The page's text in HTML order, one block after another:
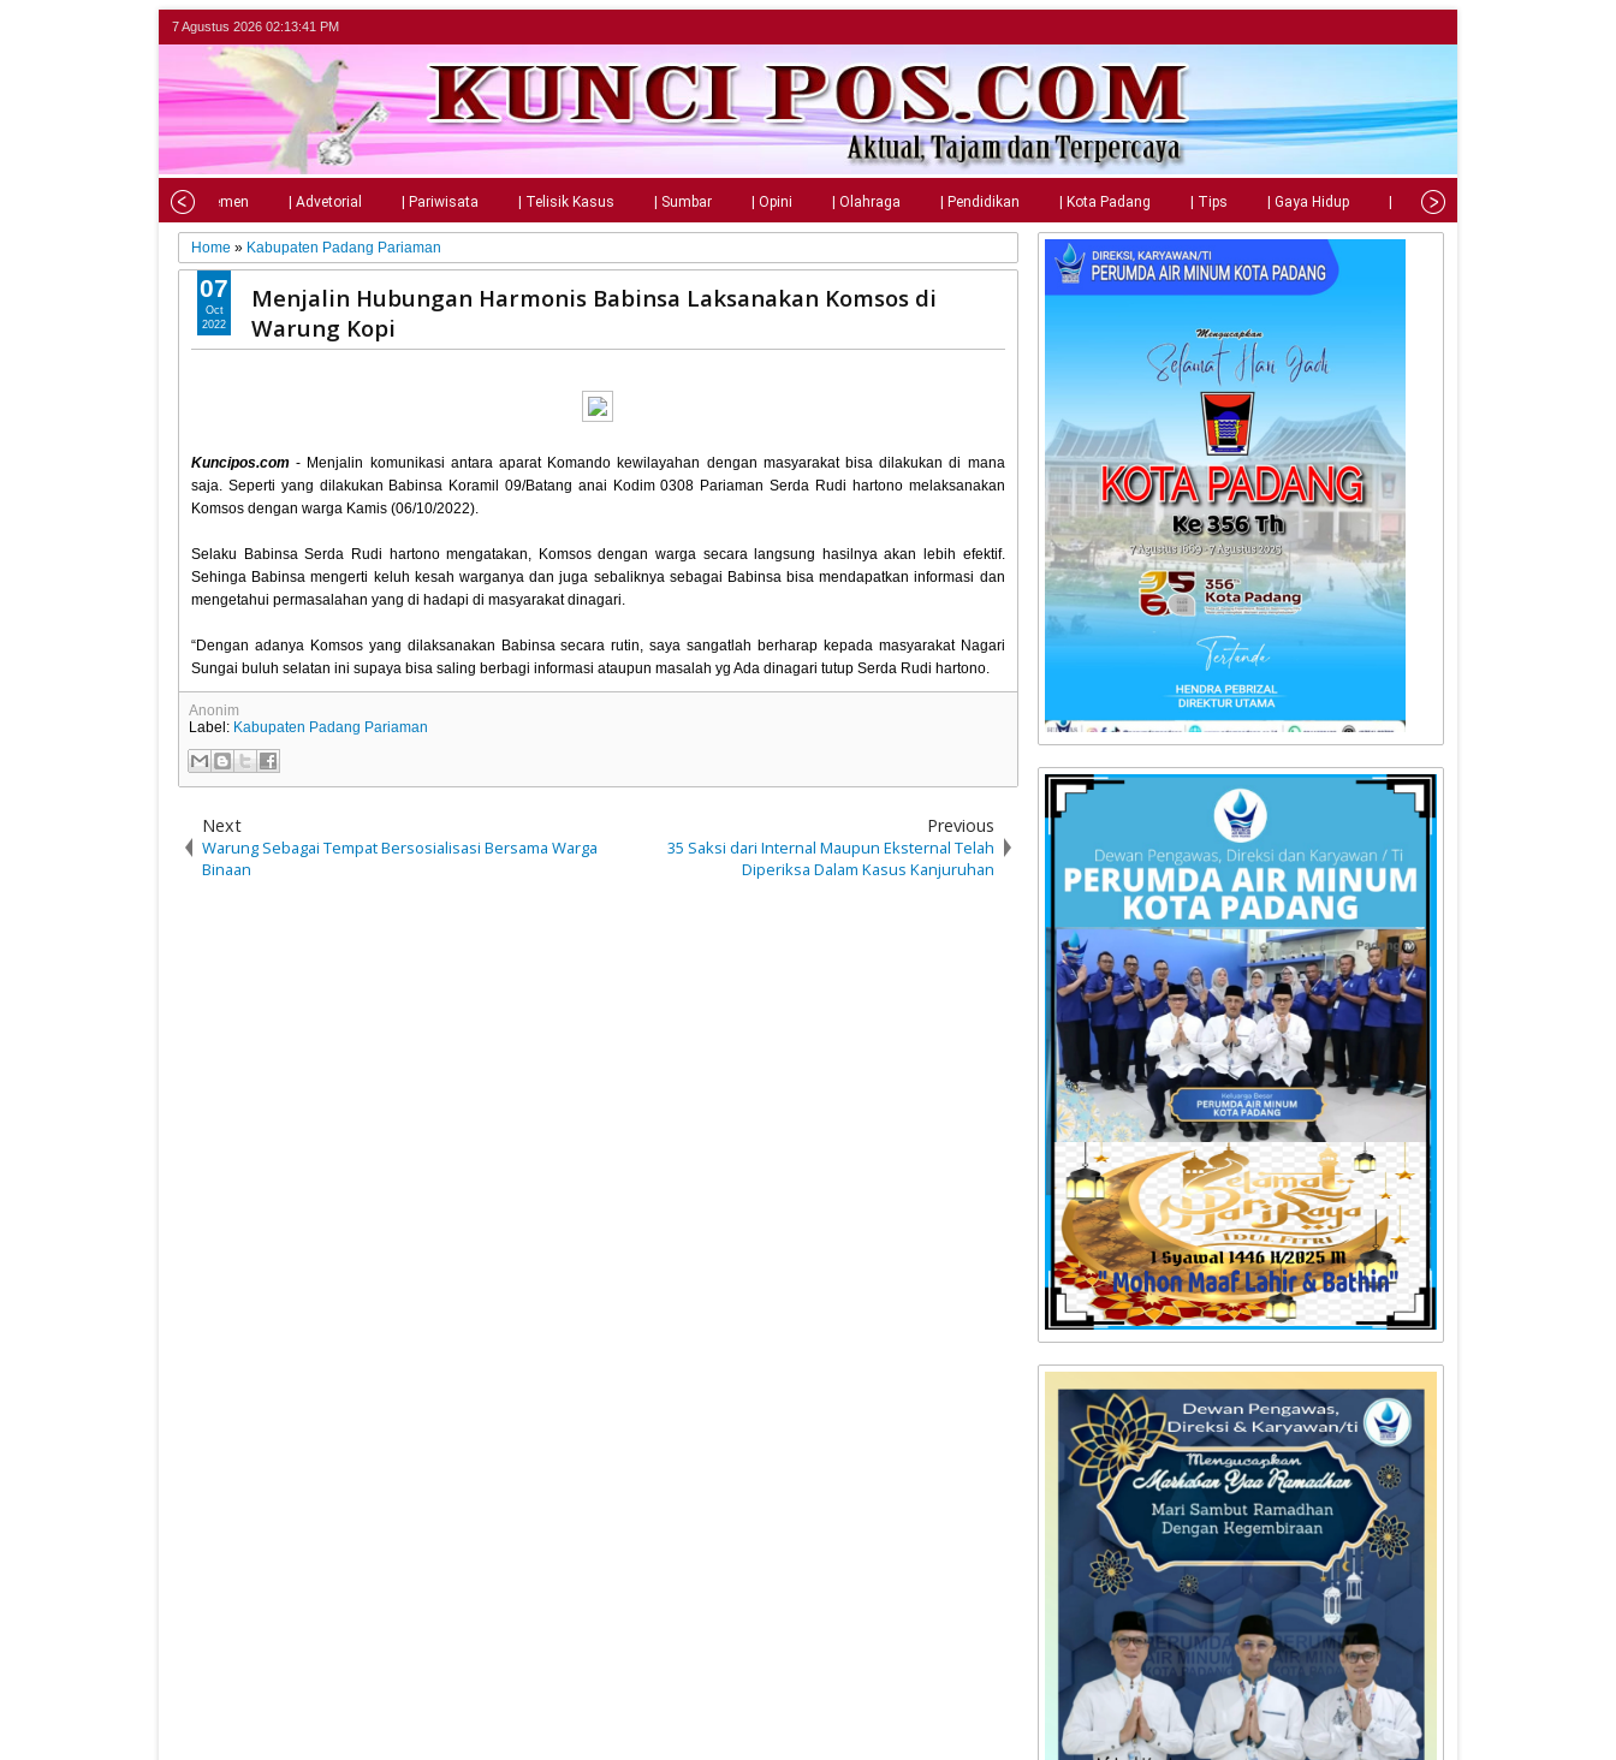
7 Agustus 2026 02:13:43 PM
| Parlemen | Advetorial | Pariwisata | Telisik Kasus | Sumbar | Opini | Olahraga | Pendidikan | Kota Padang | Tips | Gaya Hidup | Teknologi
Home » Kabupaten Padang Pariaman
Menjalin Hubungan Harmonis Babinsa Laksanakan Komsos di
Warung Kopi
Kuncipos.com - Menjalin komunikasi antara aparat Komando kewilayahan dengan masyarakat bisa dilakukan di mana
saja. Seperti yang dilakukan Babinsa Koramil 09/Batang anai Kodim 0308 Pariaman Serda Rudi hartono melaksanakan
Komsos dengan warga Kamis (06/10/2022).
Selaku Babinsa Serda Rudi hartono mengatakan, Komsos dengan warga secara langsung hasilnya akan lebih efektif.
Sehinga Babinsa mengerti keluh kesah warganya dan juga sebaliknya sebagai Babinsa bisa mendapatkan informasi dan
mengetahui permasalahan yang di hadapi di masyarakat dinagari.
“Dengan adanya Komsos yang dilaksanakan Babinsa secara rutin, saya sangatlah berharap kepada masyarakat Nagari
Sungai buluh selatan ini supaya bisa saling berbagi informasi ataupun masalah yg Ada dinagari tutup Serda Rudi hartono.
07
Oct
2022
Anonim
Label: Kabupaten Padang Pariaman
Next
Warung Sebagai Tempat Bersosialisasi Bersama Warga
Binaan
Previous
35 Saksi dari Internal Maupun Eksternal Telah
Diperiksa Dalam Kasus Kanjuruhan